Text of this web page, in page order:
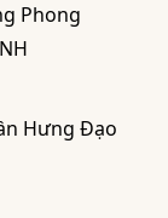
Phong
Hưng Đạo